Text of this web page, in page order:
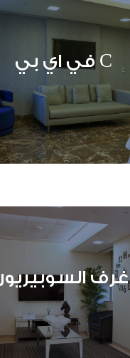
C في اي بي
غرف السوبيريور